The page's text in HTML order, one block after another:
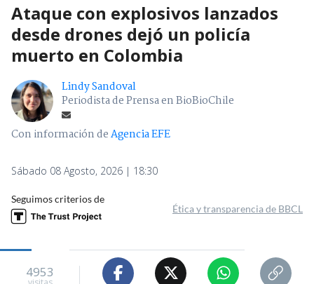
Ataque con explosivos lanzados
desde drones dejó un policía
muerto en Colombia
Lindy Sandoval
Periodista de Prensa en BioBioChile
Con información deAgencia EFE
Sábado 08 Agosto, 2026 | 18:30
Seguimos criterios de
Ética y transparencia de BBCL
4953